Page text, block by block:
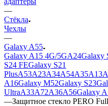
—
Стёкла
Чехлы
—
Galaxy A55
Galaxy A15 4G/5GA24Galaxy
S24 FEGalaxy S21
PlusA53A23A34A54A35A13
A16Galaxy M52Galaxy S23
UltraA33A72A36A56Galaxy
—Защитное стекло PERO